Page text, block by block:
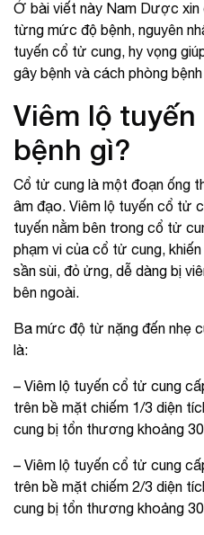
Ở bài viết này Nam Dược xin
từng mức độ bệnh, nguyên
tuyến cổ tử cung, hy vọng
gây bệnh và cách phòng
Viêm lộ
bệnh gì?
Cổ tử cung là một đoạn ống
âm đạo. Viêm lộ tuyến cổ tử
tuyến nằm bên trong cổ tử
phạm vi của cổ tử cung,
sần sùi, đỏ ửng, dễ dàng bị
bên ngoài.
Ba mức độ từ nặng đến nhẹ
là:
– Viêm lộ tuyến cổ tử cung
trên bề mặt chiếm 1/3 diện
cung bị tổn thương khoảng
– Viêm lộ tuyến cổ tử cung
trên bề mặt chiếm 2/3 diện
cung bị tổn thương khoảng